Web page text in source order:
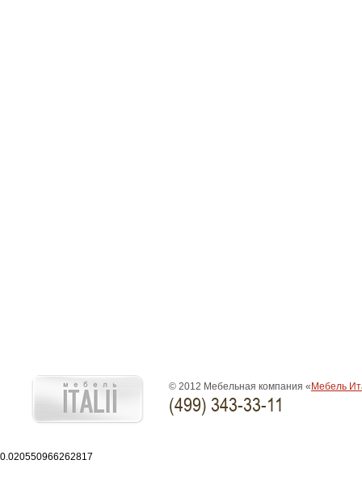
© 2012 Мебельная компания « Мебель
(499) 343-33-11
0.020550966262817